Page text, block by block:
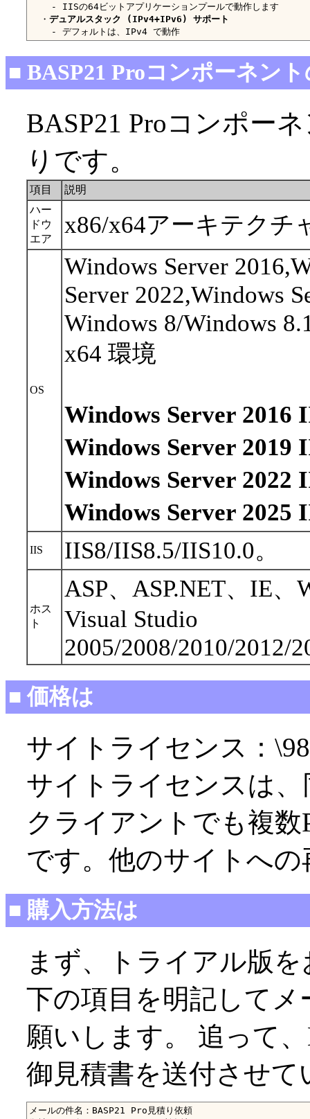
    - IISの64ビットアプリケーションプールで動作します
  ・
デュアルスタック (IPv4+IPv6) サポート
■ BASP21 Proコンポーネン
BASP21 Proコンポー
りです。
項目
説明
ハー
ドウ
エア
x86/x64アーキテクチ
OS
Windows Server
Server 2022,Windows
Windows 8/Windows
x64 環境
Windows Server 2016
Windows Server 2019
Windows Server 2022
Windows Server 2025
IIS IIS8/IIS8.5/IIS10.0。
ホス
ト
ASP、ASP.NET、IE
Visual Studio
2005/2008/2010/2012/
■ 価格は
サイトライセンス：
サイトライセンスは
クライアントでも複
です。他のサイトへ
■ 購入方法は
まず、トライアル版
下の項目を明記してメ
願いします。 追って
御見積書を送付させ
メールの件名：BASP21 Pro見積り依頼